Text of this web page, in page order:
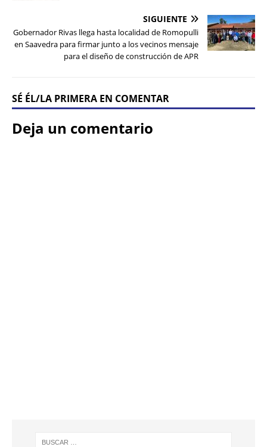
SIGUIENTE
Gobernador Rivas llega hasta localidad de Romopulli
en Saavedra para firmar junto a los vecinos mensaje
para el diseño de construcción de APR
SÉ ÉL/LA PRIMERA EN COMENTAR
Deja un comentario